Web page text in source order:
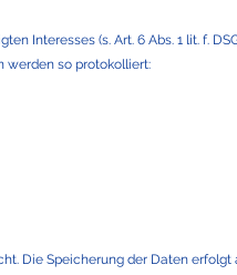
Interesses (s. Art. 6 Abs. 1 lit. f.
werden so protokolliert:
Die Speicherung der Daten